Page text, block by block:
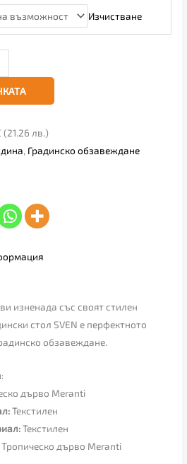
Изчистване
(21.26 лв.)
, Градинско обзавеждане
изненада със своят стилен
стол SVEN е перфектното
обзавеждане.
дърво Meranti
Текстилен
Текстилен
Тропическо дърво Meranti